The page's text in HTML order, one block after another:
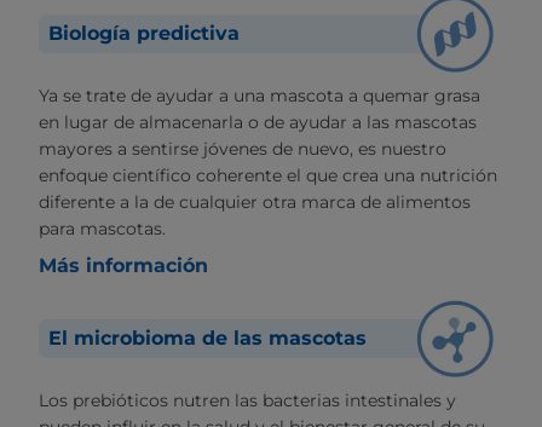
Biología predictiva
Ya se trate de ayudar a una mascota a quemar grasa
en lugar de almacenarla o de ayudar a las mascotas
mayores a sentirse jóvenes de nuevo, es nuestro
enfoque científico coherente el que crea una nutrición
diferente a la de cualquier otra marca de alimentos
para mascotas.
Más información
El microbioma de las mascotas
Los prebióticos nutren las bacterias intestinales y